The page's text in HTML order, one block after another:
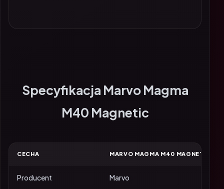
Specyfikacja Marvo Magma
M40 Magnetic
CECHA MARVO MAGMA M40 MAGNETIC
Producent Marvo